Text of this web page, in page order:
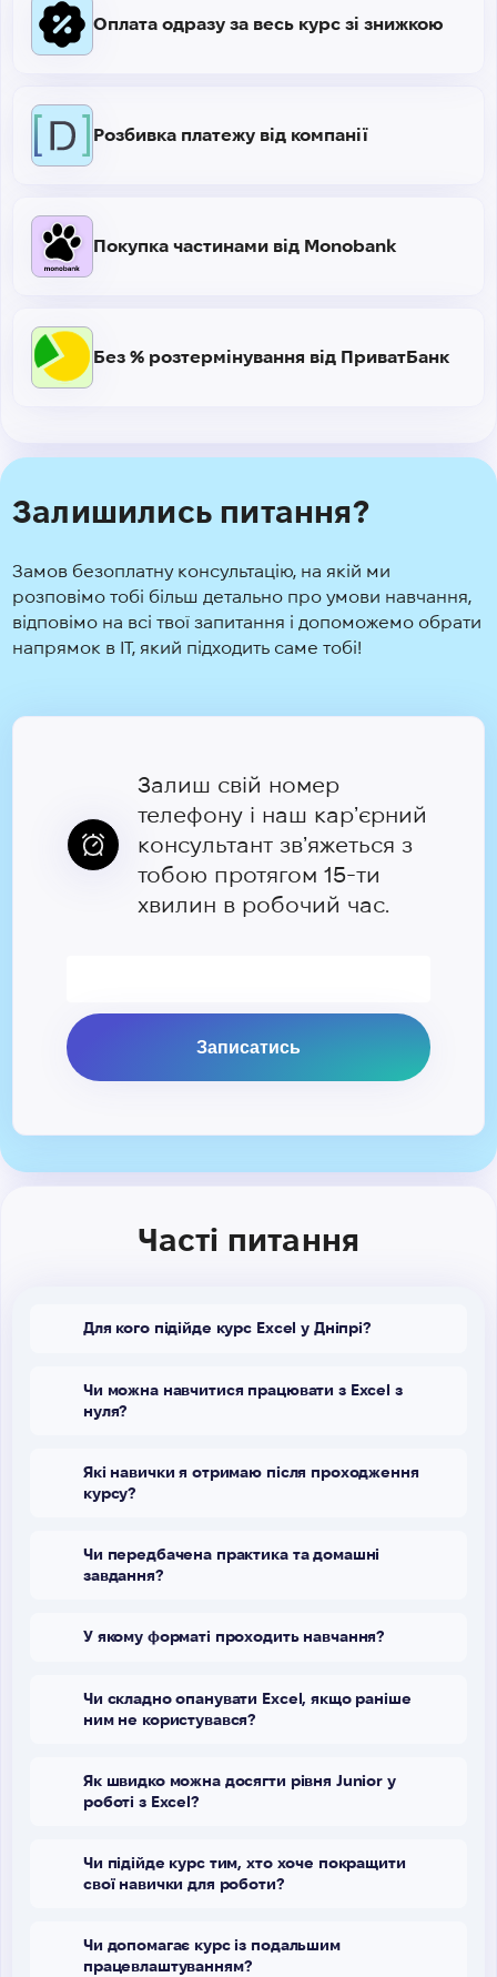
Розбивка платежу від компанії
Покупка частинами від Monobank
Оплата одразу за весь курс зі знижкою
Без % розтермінування від ПриватБанк
Залишились питання?
Замов безоплатну консультацію, на якій ми
розповімо тобі більш детально про умови навчання,
відповімо на всі твої запитання і допоможемо обрати
напрямок в IT, який підходить саме тобі!
Залиш свій номер
телефону і наш карʼєрний
консультант звʼяжеться з
тобою протягом 15-ти
хвилин в робочий час.
Часті питання
Для кого підійде курс Excel у Дніпрі?
Чи можна навчитися працювати з Excel з
нуля?
Які навички я отримаю після проходження
курсу?
Чи передбачена практика та домашні
завдання?
У якому форматі проходить навчання?
Чи складно опанувати Excel, якщо раніше
ним не користувався?
Як швидко можна досягти рівня Junior у
роботі з Excel?
Чи підійде курс тим, хто хоче покращити
свої навички для роботи?
Чи допомагає курс із подальшим
працевлаштуванням?